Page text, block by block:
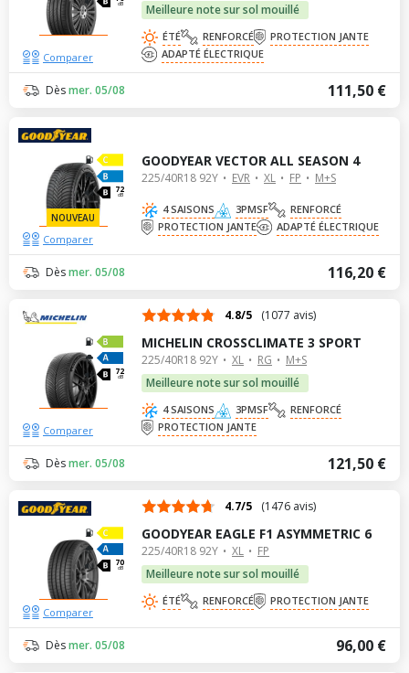
dB
Meilleure note sur sol mouillé
ÉTÉ RENFORCÉ
PROTECTION JANTE
ADAPTÉ ÉLECTRIQUE
111,50 €
Dèsmer. 05/08
Comparer
NOUVEAU
72
dB
GOODYEAR VECTOR ALL SEASON 4
225/40R18 92Y EVR XL FP M+S
4 SAISONS 3PMSF
RENFORCÉ
PROTECTION JANTE
ADAPTÉ ÉLECTRIQUE
116,20 €
Dèsmer. 05/08
Comparer
72
dB
4.8/5 (1077 avis)
MICHELIN CROSSCLIMATE 3 SPORT
225/40R18 92Y XL RG
M+S
Meilleure note sur sol mouillé
4 SAISONS 3PMSF
RENFORCÉ
PROTECTION JANTE
121,50 €
Dèsmer. 05/08
Comparer
70
dB
4.7/5 (1476 avis)
GOODYEAR EAGLE F1 ASYMMETRIC 6
225/40R18 92Y XL
FP
Meilleure note sur sol mouillé
ÉTÉ RENFORCÉ PROTECTION JANTE
96,00 €
Dèsmer. 05/08
Comparer